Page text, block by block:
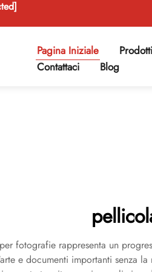
Pagina Iniziale Prodotti
Contattaci
Blog
fotografie rappresenta un
e documenti importanti senza